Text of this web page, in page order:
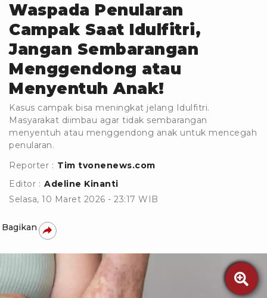
Waspada Penularan
Campak Saat Idulfitri,
Jangan Sembarangan
Menggendong atau
Menyentuh Anak!
Kasus campak bisa meningkat jelang Idulfitri.
Masyarakat diimbau agar tidak sembarangan
menyentuh atau menggendong anak untuk mencegah
penularan.
Reporter : Tim tvonenews.com
Editor : Adeline Kinanti
Selasa, 10 Maret 2026 - 23:17 WIB
Bagikan
